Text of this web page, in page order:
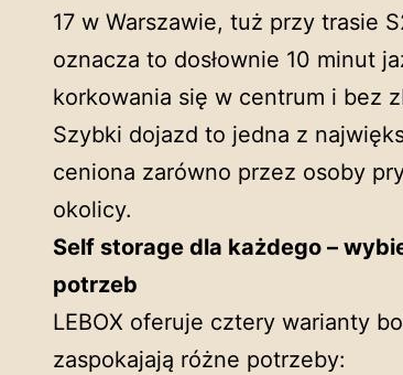
17 w Warszawie, tuż przy trasie
oznacza to dosłownie 10 minut
korkowania się w centrum i bez
Szybki dojazd to jedna z
ceniona zarówno przez osoby
okolicy.
Self storage dla każdego –
potrzeb
LEBOX oferuje cztery warianty
zaspokajają różne potrzeby: